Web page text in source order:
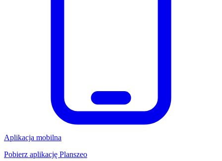
Aplikacja mobilna
Pobierz aplikację Planszeo